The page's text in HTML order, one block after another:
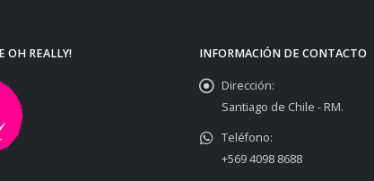
OH REALLY! INFORMACIÓN DE CONTACTO
Dirección:
Santiago de Chile - RM.
Teléfono:
+569 4098 8688